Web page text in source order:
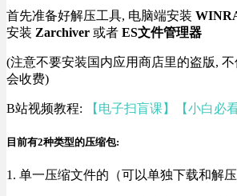
首先准备好解压工具, 电脑端安装
安装 Zarchiver 或者 ES文件管理器
(注意不要安装国内应用商店里的盗版,
会收费)
B站视频教程: 【电子扫盲课】【小白必
目前有2种类型的压缩包:
1. 单一压缩文件的（可以单独下载和解